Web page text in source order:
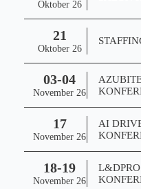
Oktober 26
21
Oktober 26
03-04
November 26
17
November 26
AI
18-19
November 26